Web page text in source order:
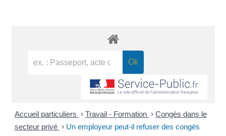
Accueil particuliers > Travail - Formation > Congés dans le
secteur privé > Un employeur peut-il refuser des congés